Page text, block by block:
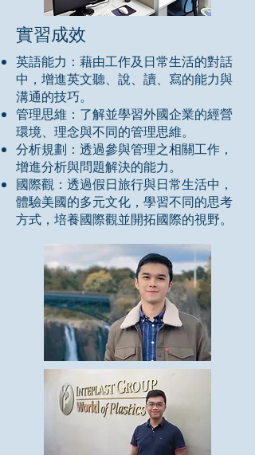
實習成效
英語能力：藉由工作及日常生活的對話
中，增進英文聽、說、讀、寫的能力與
溝通的技巧。
管理思維：了解並學習外國企業的經營
環境、理念與不同的管理思維。
分析規劃：透過參與管理之相關工作，
增進分析與問題解決的能力。
國際觀：透過假日旅行與日常生活中，
體驗美國的多元文化，學習不同的思考
方式，培養國際觀並開拓國際的視野。